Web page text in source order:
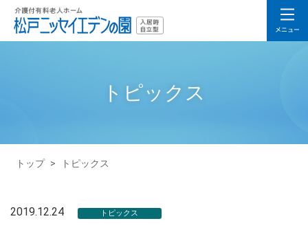
トピックス
トップ > トピックス
2019.12.24 トピックス